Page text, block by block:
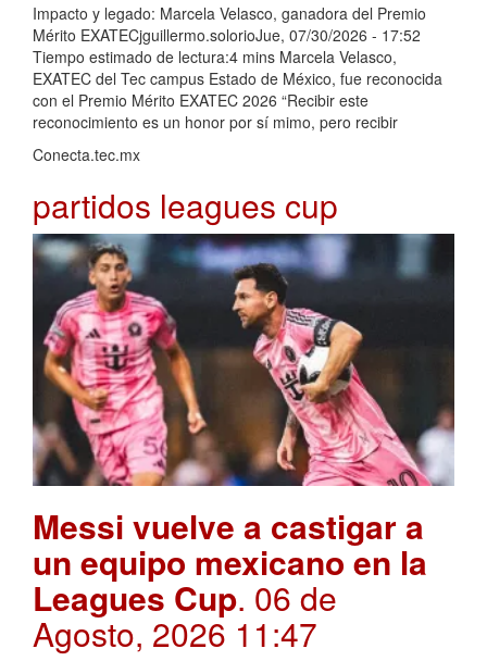
Impacto y legado: Marcela Velasco, ganadora del Premio
Mérito EXATECjguillermo.solorioJue, 07/30/2026 - 17:52
Tiempo estimado de lectura:4 mins Marcela Velasco,
EXATEC del Tec campus Estado de México, fue reconocida
con el Premio Mérito EXATEC 2026 “Recibir este
reconocimiento es un honor por sí mimo, pero recibir
Conecta.tec.mx
partidos leagues cup
Messi vuelve a castigar a
un equipo mexicano en la
Leagues Cup. 06 de
Agosto, 2026 11:47